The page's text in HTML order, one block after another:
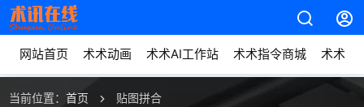
网站首页 术术动画 术术AI工作站 术术指令商城 术术动
当前位置： 首页 贴图拼合